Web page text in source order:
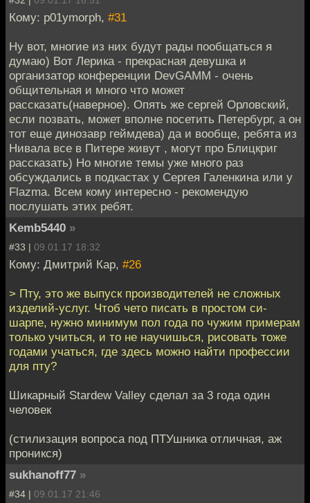
Кому: p01ymorph, #31
Ну вот, многие из них будут рады пообщаться я
думаю) Вот Лерика - прекрасная девушка и
организатор конференции DevGAMM - очень
общительная и много что может
рассказать(наверное). Опять же сергей Орловский,
если позвать, может вполне посетить Петербург, а он
тот еще динозавр геймдева) да и вообще, ребята из
Нивала все в Питере живут , могут про Блицкриг
рассказать) Но многие темы уже много раз
обсуждались в подкастах у Сергея Галенкина или у
Flazmа. Всем кому интересно - рекомендую
послушать этих ребят.
Kemb5440 »
#33 | 09.01.17 18:32
Кому: Дмитрий Кар, #26
> Пту, это же выпуск производителей не сложных
изделий-услуг. Чтоб чето писать в простом си-
шарпе, нужно минимум пол года по чужим примерам
только учиться, и то не научишься, рисовать тоже
годами учаться, где здесь можно найти профессии
для пту?
Шикарный Stardew Valley сделал за 3 года один
человек
(стилизация вопроса под ПТУшника отличная, аж
проникся)
sukhanoff77 »
#34 | 09.01.17 21:46